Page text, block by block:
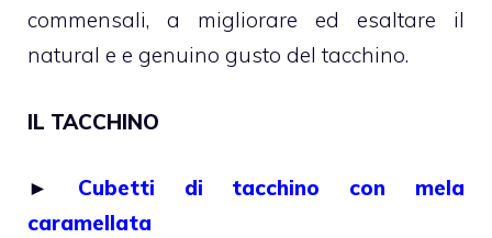
commensali, a migliorare ed esaltare il
natural e e genuino gusto del tacchino.
IL TACCHINO
► Cubetti di tacchino con mela
caramellata